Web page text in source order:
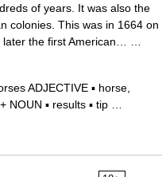
of years. It was also the
colonies. This was in 1664 on
later the first American… …
ADJECTIVE ▪ horse,
NOUN ▪ results ▪ tip …